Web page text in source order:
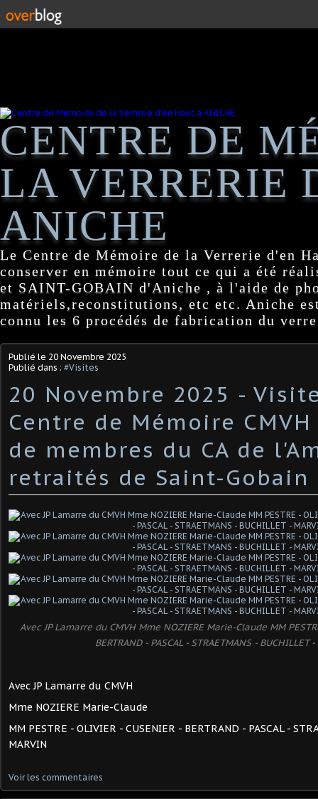
CENTRE DE
LA VERRERIE
ANICHE
Le Centre de Mémoire de la Verrerie d'en
conserver en mémoire tout ce qui a été
et SAINT-GOBAIN d'Aniche , à l'aide de
matériels,reconstitutions, etc etc. Aniche
connu les 6 procédés de fabrication du
Publié le 20 Novembre 2025
Publié dans : #Visites
20 Novembre 2025 -
Centre de Mémoire
de membres du CA de
retraités de Saint-Gobain
Avec JP Lamarre du CMVH Mme NOZIERE Marie-Claude MM
BERTRAND - PASCAL - STRAETMANS - BUCHILLET
Avec JP Lamarre du CMVH
Mme NOZIERE Marie-Claude
MM PESTRE - OLIVIER - CUSENIER - BERTRAND - PASCAL -
MARVIN
Voir les commentaires